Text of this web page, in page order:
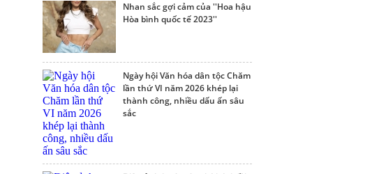
Nhan sắc gợi cảm của ''Hoa hậu
Hòa bình quốc tế 2023''
Ngày hội Văn hóa dân tộc Chăm
lần thứ VI năm 2026 khép lại
thành công, nhiều dấu ấn sâu
sắc